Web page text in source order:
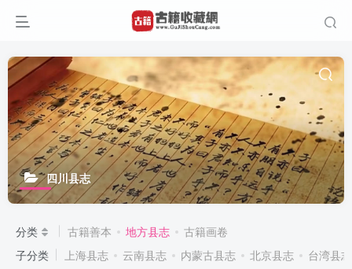
四川县志
分类 古籍善本 地方县志
古籍画卷
子分类
上海县志 云南县志 内蒙古县志 北京县志
台湾县志